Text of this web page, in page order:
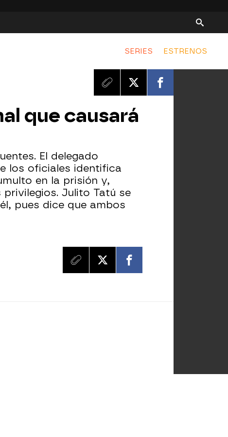
SERIES ESTRENOS
que causará
El delegado
los oficiales identifica
en la prisión y,
Julito Tatú se
pues dice que ambos